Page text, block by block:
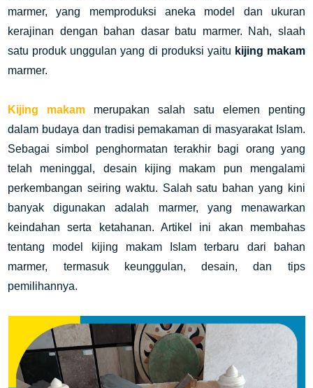
marmer, yang memproduksi aneka model dan ukuran
kerajinan dengan bahan dasar batu marmer. Nah, slaah
satu produk unggulan yang di produksi yaitu kijing makam
marmer.
Kijing makam merupakan salah satu elemen penting
dalam budaya dan tradisi pemakaman di masyarakat Islam.
Sebagai simbol penghormatan terakhir bagi orang yang
telah meninggal, desain kijing makam pun mengalami
perkembangan seiring waktu. Salah satu bahan yang kini
banyak digunakan adalah marmer, yang menawarkan
keindahan serta ketahanan. Artikel ini akan membahas
tentang model kijing makam Islam terbaru dari bahan
marmer, termasuk keunggulan, desain, dan tips
pemilihannya.